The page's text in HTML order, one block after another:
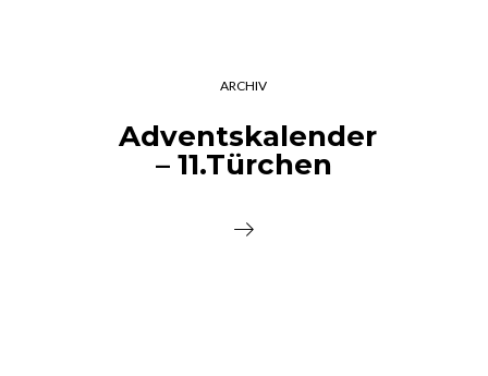
ARCHIV
Adventskalender
– 11.Türchen